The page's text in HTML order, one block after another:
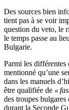
Des sources bien
tient pas à se voir
question du veto, le
le temps passe au
Bulgarie.
Parmi les différentes
mentionné qu’une
dans les manuels
être qualifiée de «
des troupes
durant la Seconde